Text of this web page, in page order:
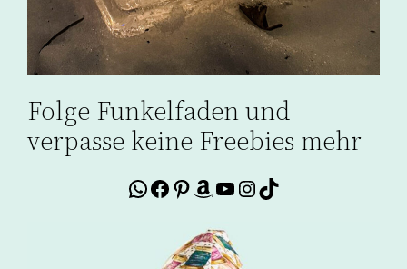
Folge Funkelfaden und
verpasse keine Freebies mehr
WhatsApp
Facebook
Pinterest
Amazon
YouTube
Instagram
TikTok